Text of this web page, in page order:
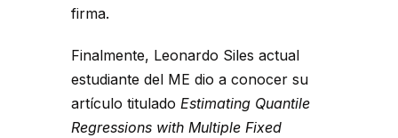
firma.
Finalmente, Leonardo Siles actual
estudiante del ME dio a conocer su
artículo titulado Estimating Quantile
Regressions with Multiple Fixed